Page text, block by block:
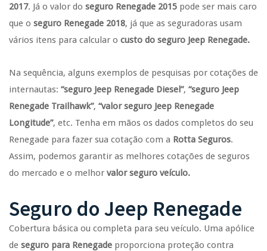
2017. Já o valor do seguro Renegade 2015 pode ser mais caro
que o seguro Renegade 2018, já que as seguradoras usam
vários itens para calcular o custo do seguro Jeep Renegade.
Na sequência, alguns exemplos de pesquisas por cotações de
internautas: “seguro Jeep Renegade Diesel”, “seguro Jeep
Renegade Trailhawk”, “valor seguro Jeep Renegade
Longitude”, etc. Tenha em mãos os dados completos do seu
Renegade para fazer sua cotação com a Rotta Seguros.
Assim, podemos garantir as melhores cotações de seguros
do mercado e o melhor valor seguro veículo.
Seguro do Jeep Renegade
Cobertura básica ou completa para seu veículo. Uma apólice
de seguro para Renegade proporciona proteção contra